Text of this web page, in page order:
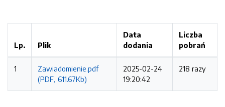
Lp. Plik
Data
dodania
Liczba
pobrań
1
Zawiadomienie.pdf
(PDF, 611.67Kb)
2025-02-24
19:20:42
218 razy